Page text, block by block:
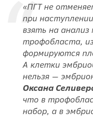
«ПГТ не
при
взять на
трофобласта,
формируются
А клетки
нельзя —
Оксана
что в
набор, а в